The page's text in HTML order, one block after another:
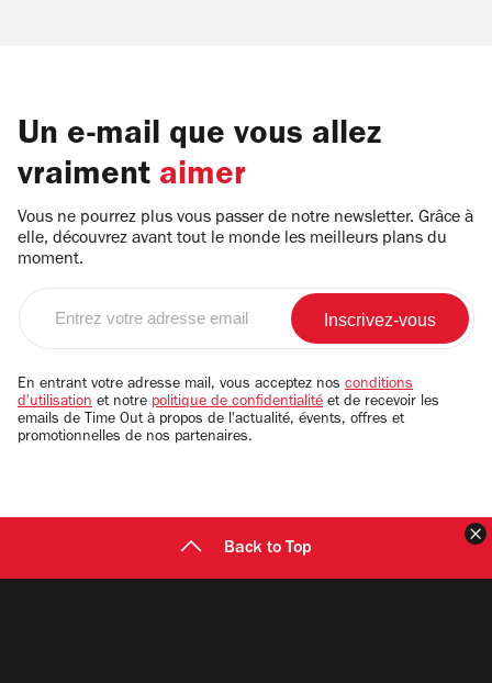
Un e-mail que vous allez
vraiment aimer
Vous ne pourrez plus vous passer de notre newsletter. Grâce à
elle, découvrez avant tout le monde les meilleurs plans du
moment.
email
En entrant votre adresse mail, vous acceptez nos conditions
d'utilisation et notre politique de confidentialité et de recevoir les
emails de Time Out à propos de l'actualité, évents, offres et
promotionnelles de nos partenaires.
Back to Top